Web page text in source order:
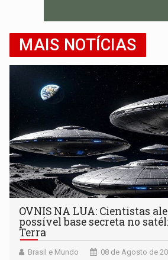
MAIS NOTÍCIAS
OVNIS NA LUA: Cientistas
possível base secreta no
Terra
Brasil e Mundo 08 de Agosto de